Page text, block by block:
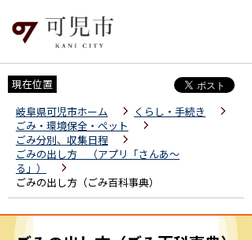
現在位置
岐阜県可児市ホーム
くらし・手続き
ごみ・環境保全・ペット
ごみ分別、収集日程
ごみの出し方 （アプリ「さんあ～
る」）
ごみの出し方（ごみ百科事典）